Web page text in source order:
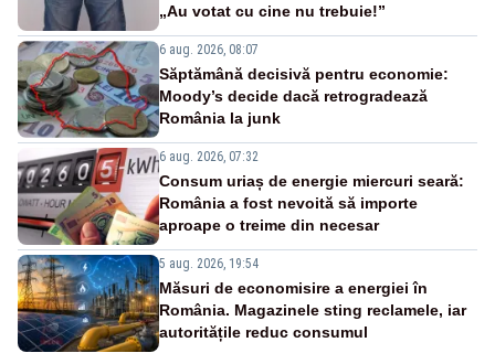
„Au votat cu cine nu trebuie!”
6 aug. 2026, 08:07
Săptămână decisivă pentru economie:
Moody’s decide dacă retrogradează
România la junk
6 aug. 2026, 07:32
Consum uriaș de energie miercuri seară:
România a fost nevoită să importe
aproape o treime din necesar
5 aug. 2026, 19:54
Măsuri de economisire a energiei în
România. Magazinele sting reclamele, iar
autoritățile reduc consumul